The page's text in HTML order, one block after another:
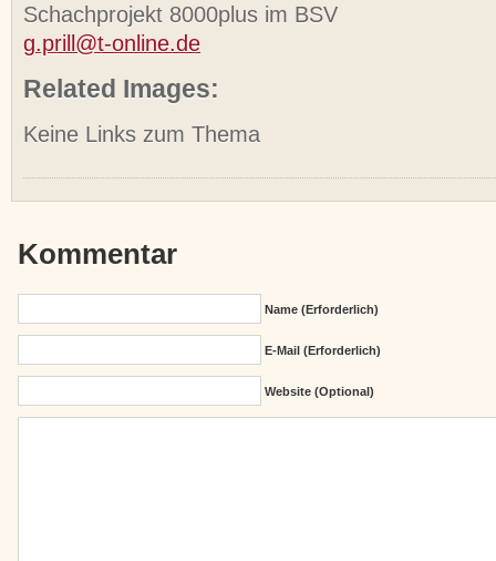
Schachprojekt 8000plus im BSV
g.prill@t-online.de
Related Images:
Keine Links zum Thema
Kommentar
Name (erforderlich)
E-Mail (erforderlich)
Website (Optional)